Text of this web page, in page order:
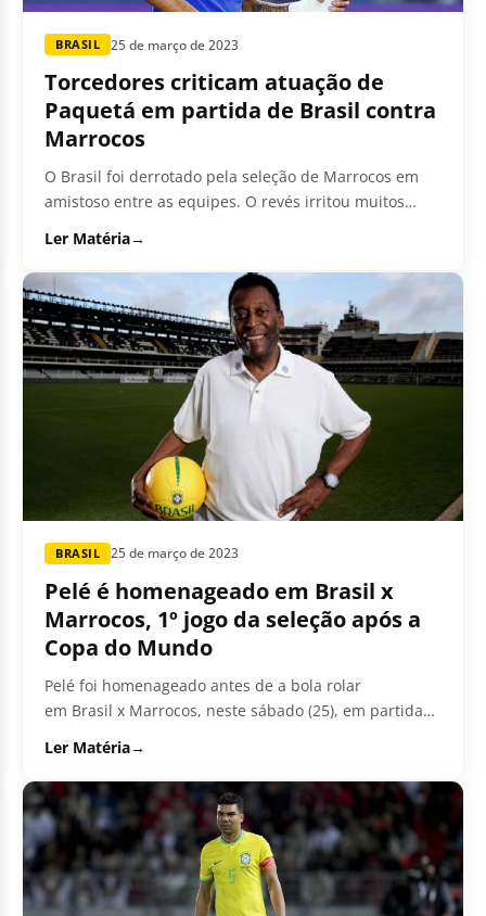
BRASIL 25 de março de 2023
Torcedores criticam atuação de
Paquetá em partida de Brasil contra
Marrocos
O Brasil foi derrotado pela seleção de Marrocos em
amistoso entre as equipes. O revés irritou muitos
Ler Matéria→
BRASIL 25 de março de 2023
Pelé é homenageado em Brasil x
Marrocos, 1º jogo da seleção após a
Copa do Mundo
Pelé foi homenageado antes de a bola rolar
em Brasil x Marrocos, neste sábado (25), em partida
Ler Matéria→